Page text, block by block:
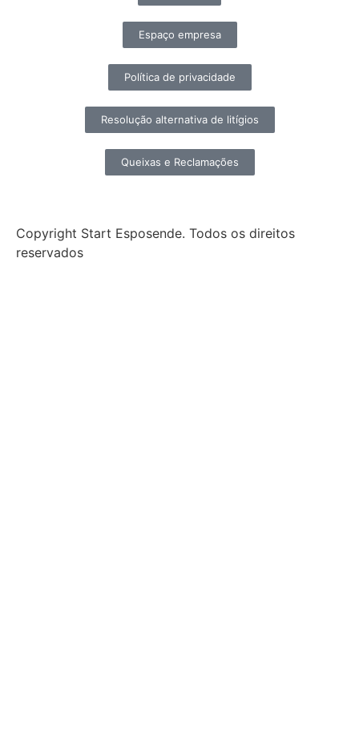
Espaço empresa
Política de privacidade
Resolução alternativa de litígios
Queixas e Reclamações
Copyright Start Esposende. Todos os direitos
reservados